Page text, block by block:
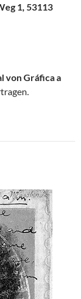
1, 53113
von Gráfica a